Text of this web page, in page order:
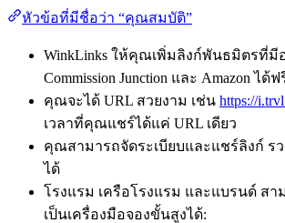
หัวข้อที่มีชื่อว่า “คุณสมบัติ”
WinkLinks ให้คุณเพิ่มลิงก์พันธมิตรที่มี
Commission Junction และ Amazon ได้ฟ
คุณจะได้ URL สวยงาม เช่น https://
เวลาที่คุณแชร์ได้แค่ URL เดียว
คุณสามารถจัดระเบียบและแชร์ลิงก์ ร
ได้
โรงแรม เครือโรงแรม และแบรนด์ สา
เป็นเครื่องมือจองขั้นสูงได้: